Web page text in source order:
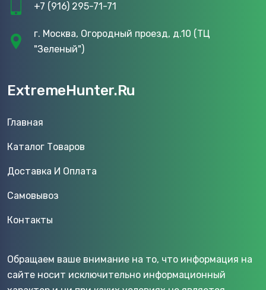
+7 (916) 295-71-71
г. Москва, Огородный проезд, д.10 (ТЦ
"Зеленый")
ExtremeHunter.Ru
Главная
Каталог Товаров
Доставка И Оплата
Самовывоз
Контакты
Обращаем ваше внимание на то, что информация на
сайте носит исключительно информационный